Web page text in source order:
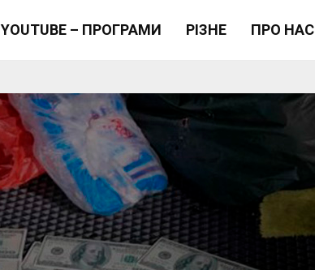
YOUTUBE – ПРОГРАМИ РІЗНЕ ПРО НАС